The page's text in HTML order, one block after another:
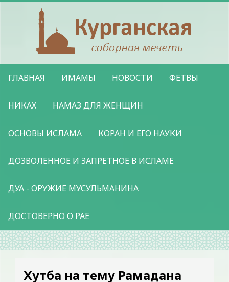
ГЛАВНАЯ ИМАМЫ НОВОСТИ ФЕТВЫ
НИКАХ НАМАЗ ДЛЯ ЖЕНЩИН
ОСНОВЫ ИСЛАМА КОРАН И ЕГО НАУКИ
ДОЗВОЛЕННОЕ И ЗАПРЕТНОЕ В ИСЛАМЕ
ДУА - ОРУЖИЕ МУСУЛЬМАНИНА
ДОСТОВЕРНО О РАЕ
Хутба на тему Рамадана